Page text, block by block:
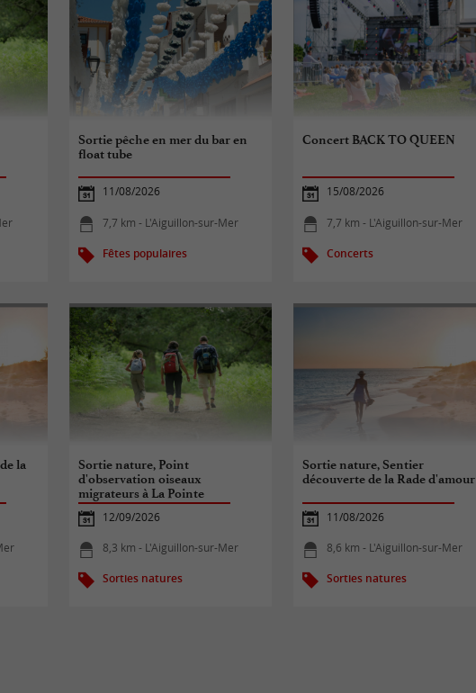
Sortie pêche en mer du bar en
float tube
11/08/2026
7,7 km - L'Aiguillon-sur-Mer
Fêtes populaires
Concert BACK TO QUEEN
15/08/2026
7,7 km - L'Aiguillon-sur-Mer
Concerts
la
Sortie nature, Point
d'observation oiseaux
migrateurs à La Pointe
12/09/2026
8,3 km - L'Aiguillon-sur-Mer
Sorties natures
Sortie nature, Sentier
découverte de la Rade d'amour
11/08/2026
8,6 km - L'Aiguillon-sur-Mer
Sorties natures